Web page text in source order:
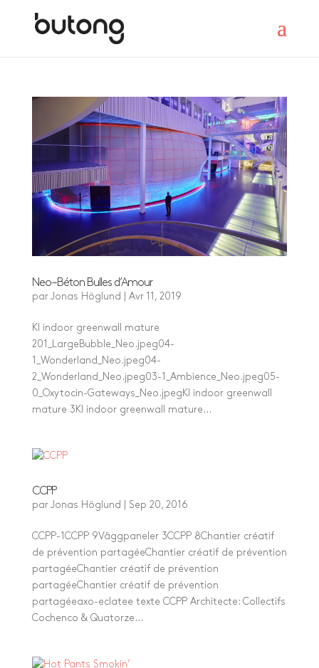
Neo – Béton Bulles d’Amour
par Jonas Höglund Avr 11, 2019
KI indoor greenwall mature
201_LargeBubble_Neo.jpeg04-
1_Wonderland_Neo.jpeg04-
2_Wonderland_Neo.jpeg03-1_Ambience_Neo.jpeg05-
0_Oxytocin-Gateways_Neo.jpegKI indoor greenwall
mature 3KI indoor greenwall mature...
CCPP
par Jonas Höglund Sep 20, 2016
CCPP-1CCPP 9Väggpaneler 3CCPP 8Chantier créatif
de prévention partagéeChantier créatif de prévention
partagéeChantier créatif de prévention
partagéeChantier créatif de prévention
partagéeaxo-eclatee texte CCPP Architecte: Collectifs
Cochenco & Quatorze...